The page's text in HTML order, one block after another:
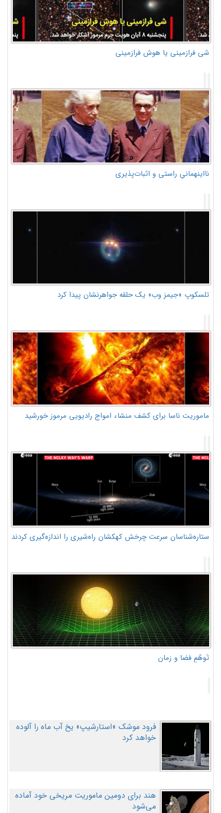
شی فرازمینی یا هوش فرازمینی
نااینهمانیِ راستی و اثبات‌پذیری
تلسکوپ «جیمز وب» یک حلقه جواهرنشان پیدا کرد
ماموریت ناسا برای کشف منشاء امواج رادیویی مرموز خورشید
ستاره‌شناسان سرعت چرخش کهکشان راه‌شیری را اندازه‌گیری کردند
تَوهّمِ فضا و زمان
فرود موشک «استارشیپ» یخ آب ماه را آلوده
خواهد کرد
هند برای دومین ماموریت مریخی خود آماده
می‌شود